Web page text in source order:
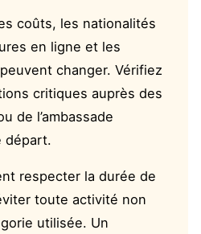
coûts, les nationalités
en ligne et les
changer. Vérifiez
critiques auprès des
de l’ambassade
départ.
respecter la durée de
toute activité non
utilisée. Un